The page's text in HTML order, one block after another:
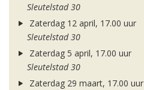
Sleutelstad 30
Zaterdag 12 april, 17.00 uur
Sleutelstad 30
Zaterdag 5 april, 17.00 uur
Sleutelstad 30
Zaterdag 29 maart, 17.00 uur